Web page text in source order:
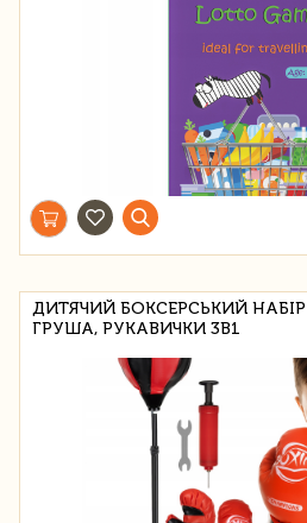
ДИТЯЧИЙ БОКСЕРСЬКИЙ НАБІР
ГРУША, РУКАВИЧКИ 3В1